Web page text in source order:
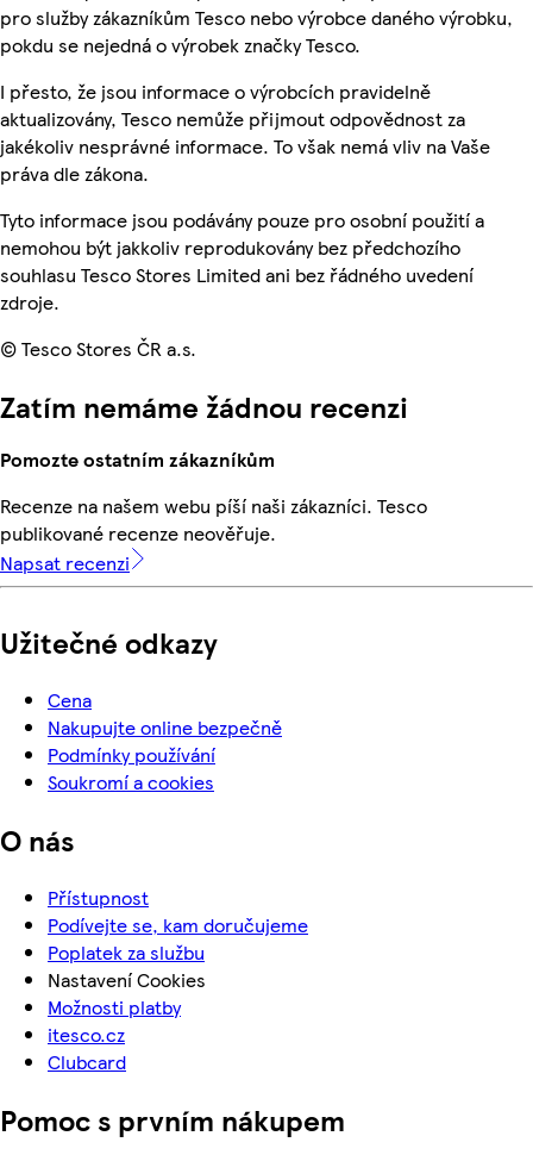
pro služby zákazníkům Tesco nebo výrobce daného výrobku,
pokdu se nejedná o výrobek značky Tesco.
I přesto, že jsou informace o výrobcích pravidelně
aktualizovány, Tesco nemůže přijmout odpovědnost za
jakékoliv nesprávné informace. To však nemá vliv na Vaše
práva dle zákona.
Tyto informace jsou podávány pouze pro osobní použití a
nemohou být jakkoliv reprodukovány bez předchozího
souhlasu Tesco Stores Limited ani bez řádného uvedení
zdroje.
© Tesco Stores ČR a.s.
Zatím nemáme žádnou recenzi
Pomozte ostatním zákazníkům
Recenze na našem webu píší naši zákazníci. Tesco
publikované recenze neověřuje.
Napsat recenzi
Užitečné odkazy
Cena
Nakupujte online bezpečně
Podmínky používání
Soukromí a cookies
O nás
Přístupnost
Podívejte se, kam doručujeme
Poplatek za službu
Nastavení Cookies
Možnosti platby
itesco.cz
Clubcard
Pomoc s prvním nákupem